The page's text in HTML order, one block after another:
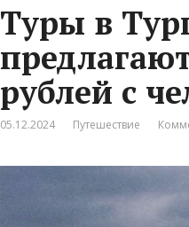
Туры в
рублей с
05.12.2024 Путешествие